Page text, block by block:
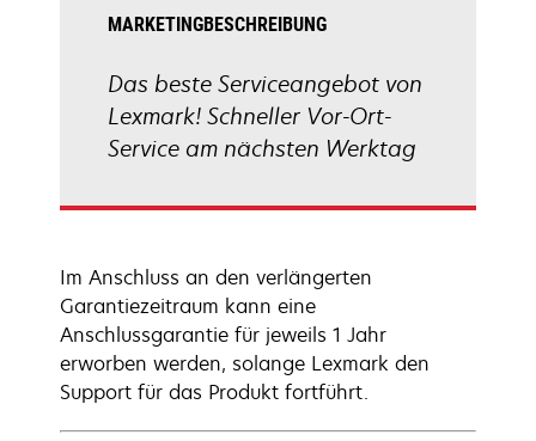
MARKETINGBESCHREIBUNG
Das beste Serviceangebot von
Lexmark! Schneller Vor-Ort-
Service am nächsten Werktag
Im Anschluss an den verlängerten
Garantiezeitraum kann eine
Anschlussgarantie für jeweils 1 Jahr
erworben werden, solange Lexmark den
Support für das Produkt fortführt.